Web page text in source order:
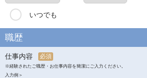
いつでも
職歴
仕事内容 必須
※経験されたご職歴・お仕事内容を簡潔にご入力ください。
入力例＞